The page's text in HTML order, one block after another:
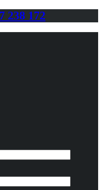
238 172